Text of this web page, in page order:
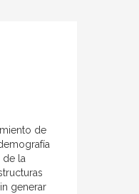
de
de la
generar